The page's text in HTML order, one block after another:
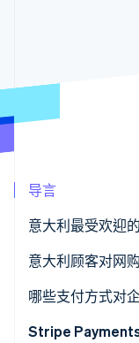
碳移除
立
导言
意大利最受欢迎
信用卡和借记卡
数字钱包
在线银行转账
意大利顾客对网
哪些支付方式对
Stripe